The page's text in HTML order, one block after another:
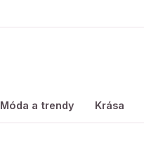
Móda a trendy Krása